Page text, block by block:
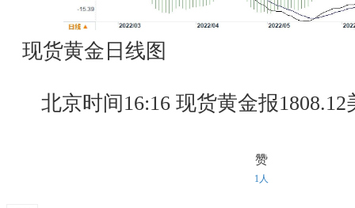
现货黄金日线图
北京时间16:16 现货黄金报1808.12
赞
1人